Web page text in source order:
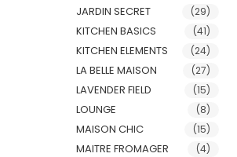
JARDIN SECRET (29)
KITCHEN BASICS (41)
KITCHEN ELEMENTS (24)
LA BELLE MAISON (27)
LAVENDER FIELD (15)
LOUNGE (8)
MAISON CHIC (15)
MAITRE FROMAGER (4)